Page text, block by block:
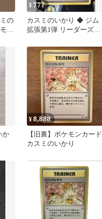
の
¥ 777
カスミのいかり ◆ ジム
拡張第1弾 リーダーズス
か
¥8,888
【旧裏】ポケモンカード
カスミのいかり